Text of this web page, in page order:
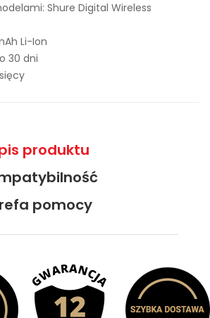
Shure Digital Wireless
Li-Ion
30 dni
produktu
pomocy